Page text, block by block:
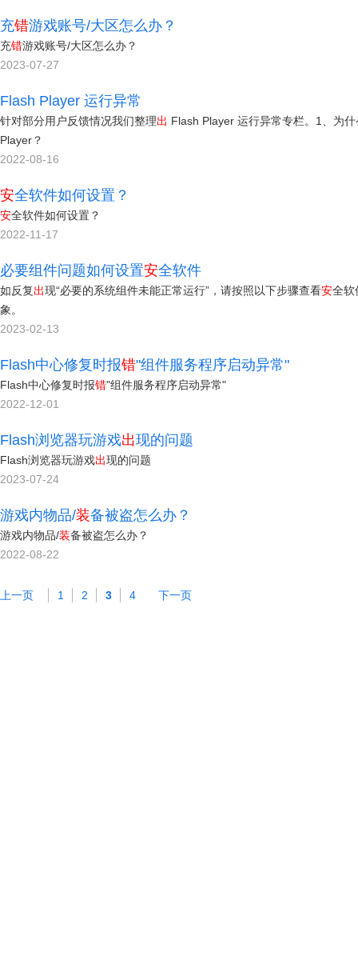
充错游戏账号/大区怎么办？
充错游戏账号/大区怎么办？
2023-07-27
Flash Player 运行异常
针对部分用户反馈情况我们整理出 Flash Player 运行异常专栏。1、为
Player？
2022-08-16
安全软件如何设置？
安全软件如何设置？
2022-11-17
必要组件问题如何设置安全软件
如反复出现“必要的系统组件未能正常运行”，请按照以下步骤查看安全软
象。
2023-02-13
Flash中心修复时报错"组件服务程序启动异常"
Flash中心修复时报错"组件服务程序启动异常"
2022-12-01
Flash浏览器玩游戏出现的问题
Flash浏览器玩游戏出现的问题
2023-07-24
游戏内物品/装备被盗怎么办？
游戏内物品/装备被盗怎么办？
2022-08-22
上一页 1 2 3 4 下一页